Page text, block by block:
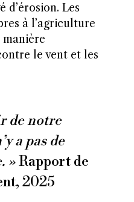
d’érosion. Les
à l’agriculture
le vent et les
de notre
a pas de
»Rapport de
2025